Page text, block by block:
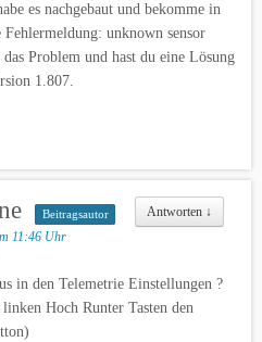
es nachgebaut und bekomme in
unknown sensor
Problem und hast du eine Lösung
1.807.
Antworten ↓
Beitragsautor
11:46 Uhr
in den Telemetrie Einstellungen ?
Hoch Runter Tasten den